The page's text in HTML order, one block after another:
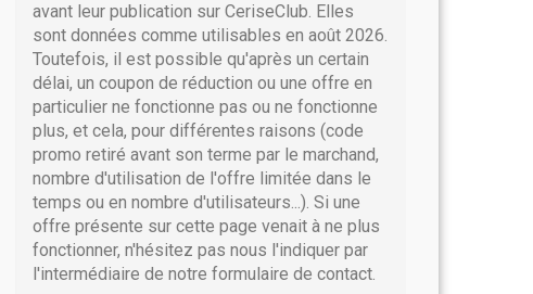
avant leur publication sur CeriseClub. Elles
sont données comme utilisables en août 2026.
Toutefois, il est possible qu'après un certain
délai, un coupon de réduction ou une offre en
particulier ne fonctionne pas ou ne fonctionne
plus, et cela, pour différentes raisons (code
promo retiré avant son terme par le marchand,
nombre d'utilisation de l'offre limitée dans le
temps ou en nombre d'utilisateurs...). Si une
offre présente sur cette page venait à ne plus
fonctionner, n'hésitez pas nous l'indiquer par
l'intermédiaire de notre formulaire de contact.